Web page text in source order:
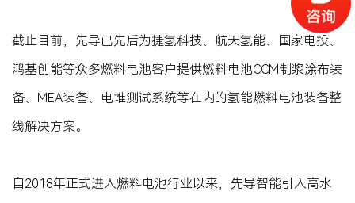
截止目前，先导已先后为捷氢科技、航天氢能、国家电投、
鸿基创能等众多燃料电池客户提供燃料电池CCM制浆涂布装
备、MEA装备、电堆测试系统等在内的氢能燃料电池装备整
线解决方案。
自2018年正式进入燃料电池行业以来，先导智能引入高水